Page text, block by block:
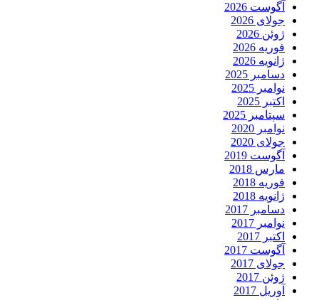
آگوست 2026
جولای 2026
ژوئن 2026
فوریه 2026
ژانویه 2026
دسامبر 2025
نوامبر 2025
اکتبر 2025
سپتامبر 2025
نوامبر 2020
جولای 2020
آگوست 2019
مارس 2018
فوریه 2018
ژانویه 2018
دسامبر 2017
نوامبر 2017
اکتبر 2017
آگوست 2017
جولای 2017
ژوئن 2017
آوریل 2017